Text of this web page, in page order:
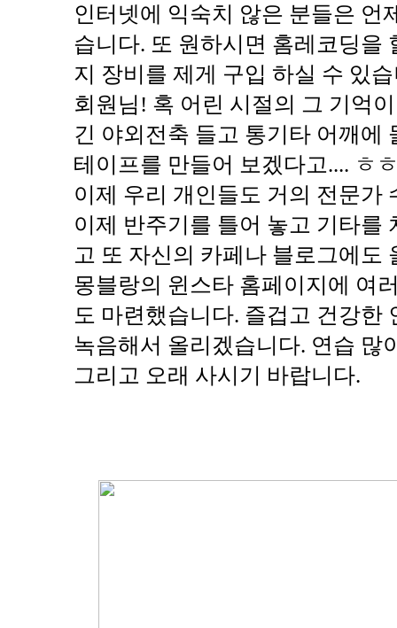
인터넷에 익숙치 않은 분들은 언
습니다. 또 원하시면 홈레코딩을
지 장비를 제게 구입 하실 수 있
회원님! 혹 어린 시절의 그 기억
긴 야외전축 들고 통기타 어깨에
테이프를 만들어 보겠다고.... ㅎ
이제 우리 개인들도 거의 전문가
이제 반주기를 틀어 놓고 기타를
고 또 자신의 카페나 블로그에도
몽블랑의 윈스타 홈페이지에 여
도 마련했습니다. 즐겁고 건강한
녹음해서 올리겠습니다. 연습 많
그리고 오래 사시기 바랍니다.